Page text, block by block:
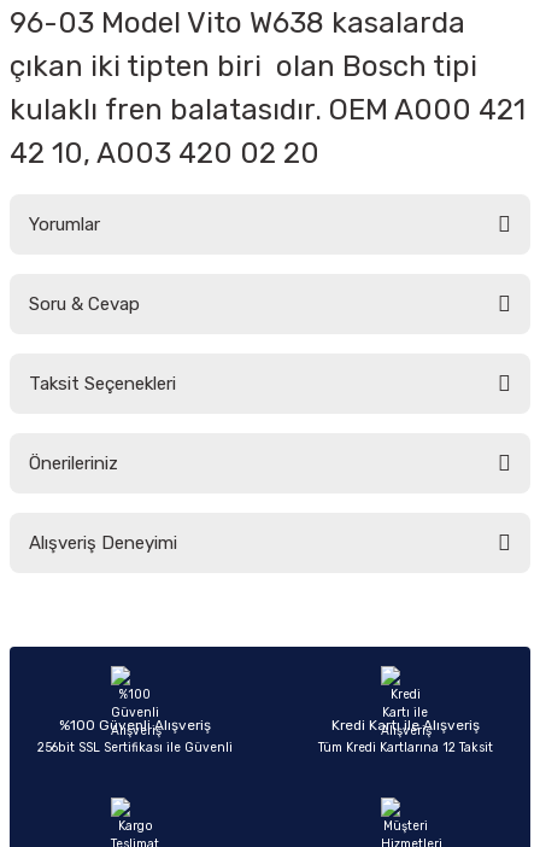
96-03 Model Vito W638 kasalarda
çıkan iki tipten biri olan Bosch tipi
kulaklı fren balatasıdır. OEM A000 421
42 10, A003 420 02 20
Yorumlar
Soru & Cevap
Taksit Seçenekleri
Önerileriniz
yetersiz gördüğünüz noktaları öneri formunu kullanarak tarafımıza
Ürün açıklamasında eksik bilgiler bulunuyor.
Ürün bilgilerinde hatalar bulunuyor.
Ürün fiyatı diğer sitelerden daha pahalı.
Alışveriş Deneyimi
Sitemize ilk yorumu siz yapın!
%100 Güvenli Alışveriş
256bit SSL Sertifikası ile Güvenli
Kredi Kartı ile Alışveriş
Tüm Kredi Kartlarına 12 Taksit